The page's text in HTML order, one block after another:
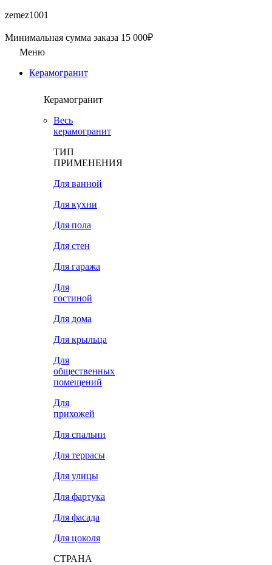
zemez1001
Минимальная сумма заказа 15 000₽
Меню
Керамогранит
Керамогранит
Весь
керамогранит
ТИП
ПРИМЕНЕНИЯ
Для ванной
Для кухни
Для пола
Для стен
Для гаража
Для
гостиной
Для дома
Для крыльца
Для
общественных
помещений
Для
прихожей
Для спальни
Для террасы
Для улицы
Для фартука
Для фасада
Для цоколя
СТРАНА